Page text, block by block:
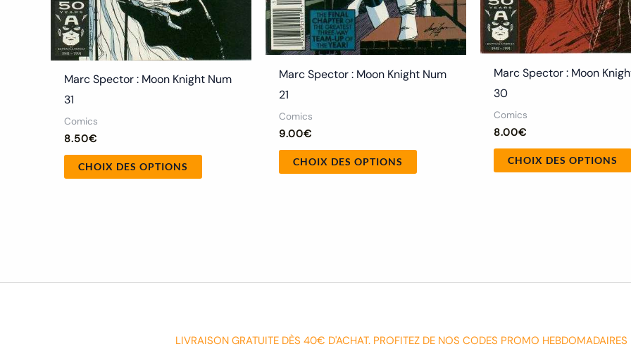
Marc Spector : Moon Knight Num
31
Comics
8.50€
CHOIX DES OPTIONS
page
du
produit
Marc Spector : Moon Knight Num
21
Comics
9.00€
CHOIX DES OPTIONS
page
du
produit
Marc Spector : Moon
30
Comics
8.00€
CHOIX DES OPTIONS
LIVRAISON GRATUITE DÈS 40€ D'ACHAT. PROFITEZ DE NOS CODES PROMO HEBDOMADAIRES